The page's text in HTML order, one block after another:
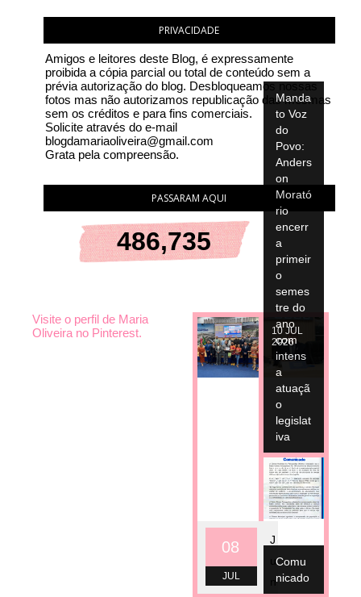
PRIVACIDADE
Amigos e leitores deste Blog, é expressamente
proibida a cópia parcial ou total de conteúdo sem a
prévia autorização do blog. Desbloqueamos nossas
fotos mas não autorizamos republicação das mesmas
sem os créditos e para fins comerciais.
Solicite através do e-mail
blogdamariaoliveira@gmail.com
Grata pela compreensão.
PASSARAM AQUI
486,735
Visite o perfil de Maria
Oliveira no Pinterest.
J
u
n
08
JUL
Manda
to Voz
do
Povo:
Anders
on
Morató
rio
encerr
a
primeir
o
semes
tre do
ano
com
intens
a
atuaçã
o
legislat
iva
10 JUL
2026
Comu
nicado
10 JUL
2026